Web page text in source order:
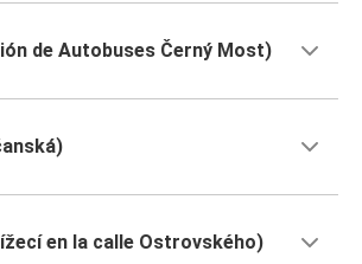
de Autobuses Černý Most)
en la calle Ostrovského)